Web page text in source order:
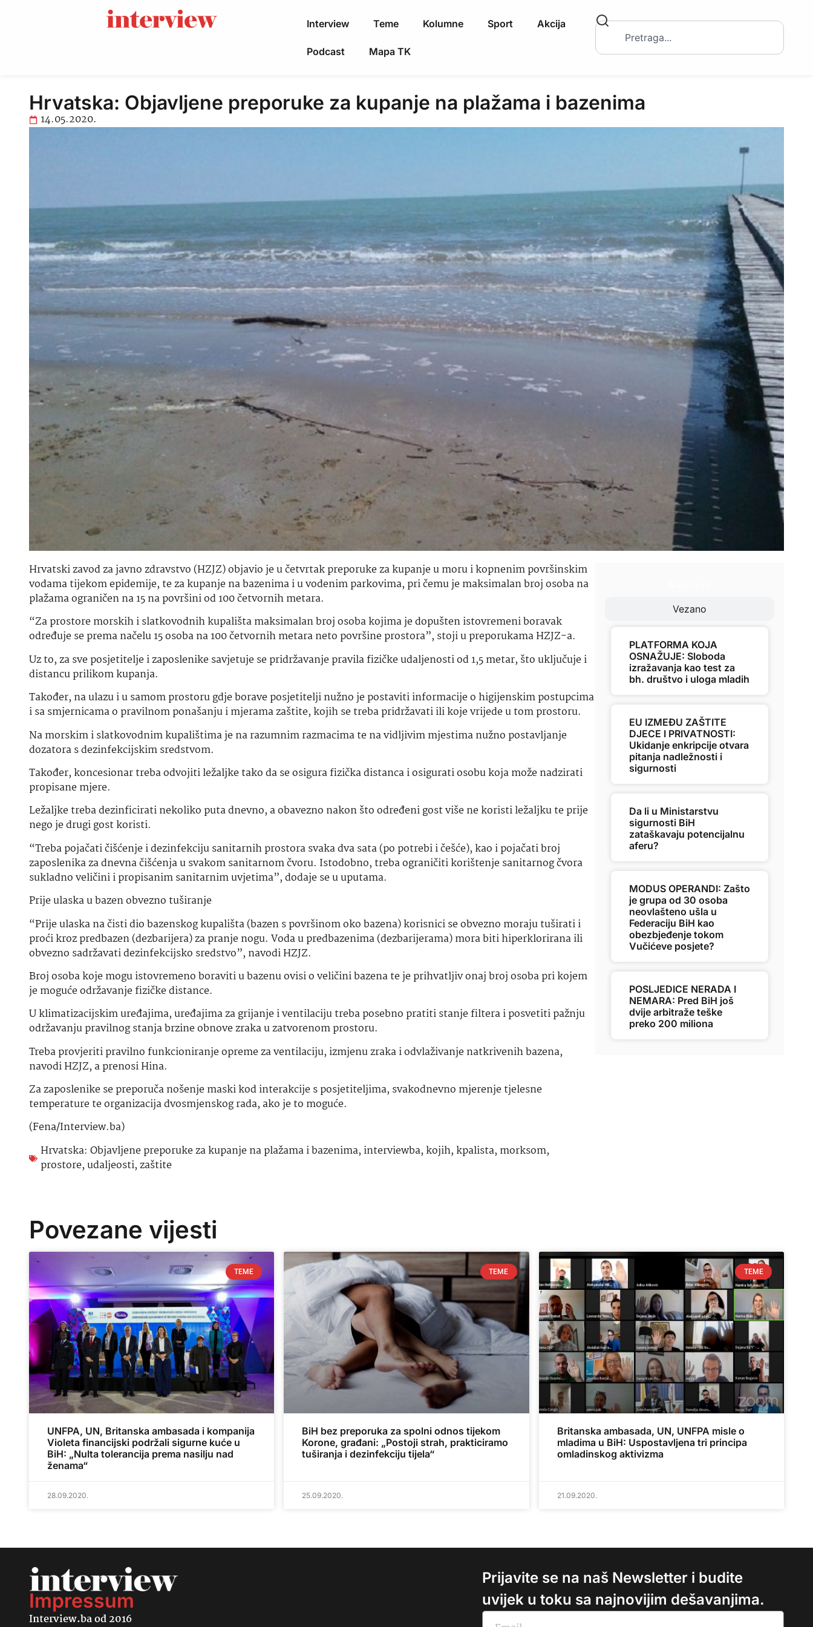
Interview Teme Kolumne Sport Akcija
Podcast Mapa TK
Hrvatska: Objavljene preporuke za kupanje na plažama i bazenima
14.05.2020.
Hrvatski zavod za javno zdravstvo (HZJZ) objavio je u četvrtak preporuke za kupanje u moru i kopnenim površinskim
vodama tijekom epidemije, te za kupanje na bazenima i u vodenim parkovima, pri čemu je maksimalan broj osoba na
plažama ograničen na 15 na površini od 100 četvornih metara.
“Za prostore morskih i slatkovodnih kupališta maksimalan broj osoba kojima je dopušten istovremeni boravak
određuje se prema načelu 15 osoba na 100 četvornih metara neto površine prostora”, stoji u preporukama HZJZ-a.
Uz to, za sve posjetitelje i zaposlenike savjetuje se pridržavanje pravila fizičke udaljenosti od 1,5 metar, što uključuje i
distancu prilikom kupanja.
Također, na ulazu i u samom prostoru gdje borave posjetitelji nužno je postaviti informacije o higijenskim postupcima
i sa smjernicama o pravilnom ponašanju i mjerama zaštite, kojih se treba pridržavati ili koje vrijede u tom prostoru.
Na morskim i slatkovodnim kupalištima je na razumnim razmacima te na vidljivim mjestima nužno postavljanje
dozatora s dezinfekcijskim sredstvom.
Također, koncesionar treba odvojiti ležaljke tako da se osigura fizička distanca i osigurati osobu koja može nadzirati
propisane mjere.
Ležaljke treba dezinficirati nekoliko puta dnevno, a obavezno nakon što određeni gost više ne koristi ležaljku te prije
nego je drugi gost koristi.
“Treba pojačati čišćenje i dezinfekciju sanitarnih prostora svaka dva sata (po potrebi i češće), kao i pojačati broj
zaposlenika za dnevna čišćenja u svakom sanitarnom čvoru. Istodobno, treba ograničiti korištenje sanitarnog čvora
sukladno veličini i propisanim sanitarnim uvjetima”, dodaje se u uputama.
Prije ulaska u bazen obvezno tuširanje
“Prije ulaska na čisti dio bazenskog kupališta (bazen s površinom oko bazena) korisnici se obvezno moraju tuširati i
proći kroz predbazen (dezbarijera) za pranje nogu. Voda u predbazenima (dezbarijerama) mora biti hiperklorirana ili
obvezno sadržavati dezinfekcijsko sredstvo”, navodi HZJZ.
Broj osoba koje mogu istovremeno boraviti u bazenu ovisi o veličini bazena te je prihvatljiv onaj broj osoba pri kojem
je moguće održavanje fizičke distance.
U klimatizacijskim uređajima, uređajima za grijanje i ventilaciju treba posebno pratiti stanje filtera i posvetiti pažnju
održavanju pravilnog stanja brzine obnove zraka u zatvorenom prostoru.
Treba provjeriti pravilno funkcioniranje opreme za ventilaciju, izmjenu zraka i odvlaživanje natkrivenih bazena,
navodi HZJZ, a prenosi Hina.
Za zaposlenike se preporuča nošenje maski kod interakcije s posjetiteljima, svakodnevno mjerenje tjelesne
temperature te organizacija dvosmjenskog rada, ako je to moguće.
(Fena/Interview.ba)
Hrvatska: Objavljene preporuke za kupanje na plažama i bazenima, interviewba,kojih,kpalista, morksom,
prostore, udaljeosti,zaštite
Vezano
PLATFORMA KOJA
OSNAŽUJE: Sloboda
izražavanja kao test za
bh. društvo i uloga mladih
EU IZMEĐU ZAŠTITE
DJECE I PRIVATNOSTI:
Ukidanje enkripcije otvara
pitanja nadležnosti i
sigurnosti
Da li u Ministarstvu
sigurnosti BiH
zataškavaju potencijalnu
aferu?
MODUS OPERANDI: Zašto
je grupa od 30 osoba
neovlašteno ušla u
Federaciju BiH kao
obezbjeđenje tokom
Vučićeve posjete?
POSLJEDICE NERADA I
NEMARA: Pred BiH još
dvije arbitraže teške
preko 200 miliona
Povezane vijesti
TEME
UNFPA, UN, Britanska ambasada i kompanija
Violeta financijski podržali sigurne kuće u
BiH: „Nulta tolerancija prema nasilju nad
ženama“
28.09.2020.
TEME
BiH bez preporuka za spolni odnos tijekom
Korone, građani: „Postoji strah, prakticiramo
tuširanja i dezinfekciju tijela“
25.09.2020.
TEME
Britanska ambasada, UN, UNFPA misle o
mladima u BiH: Uspostavljena tri principa
omladinskog aktivizma
21.09.2020.
Impressum
Interview.ba od 2016
Prijavite se na naš Newsletter i budite
uvijek u toku sa najnovijim dešavanjima.